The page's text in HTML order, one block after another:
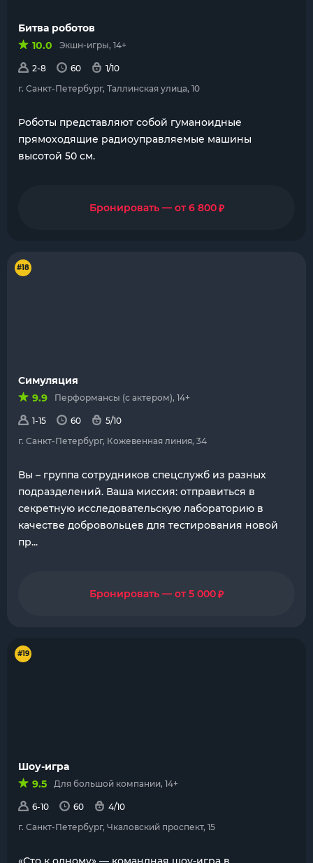
Битва роботов
10.0
Экшн-игры, 14+
2-8 60
1/10
г. Санкт-Петербург, Таллинская улица, 10
Роботы представляют собой гуманоидные
прямоходящие радиоуправляемые машины
высотой 50 см.
Бронировать — от 6 800₽
#18
Симуляция
9.9
Перформансы (с актером), 14+
1-15 60
5/10
г. Санкт-Петербург, Кожевенная линия, 34
Вы – группа сотрудников спецслужб из разных
подразделений. Ваша миссия: отправиться в
секретную исследовательскую лабораторию в
качестве добровольцев для тестирования новой
пр...
Бронировать — от 5 000₽
#19
Шоу-игра
9.5
Для большой компании, 14+
6-10 60
4/10
г. Санкт-Петербург, Чкаловский проспект, 15